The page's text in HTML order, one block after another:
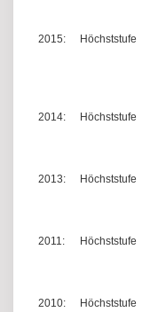
2015: Höchststufe
2014: Höchststufe
2013: Höchststufe
2011: Höchststufe
2010: Höchststufe